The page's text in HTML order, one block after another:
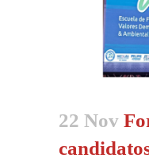
22 Nov